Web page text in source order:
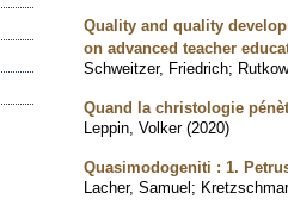
Quality and quality
on advanced teacher
Schweitzer, Friedrich;
Quand la christologie
Leppin, Volker (2020)
Quasimodogeniti : 1.
Lacher, Samuel;